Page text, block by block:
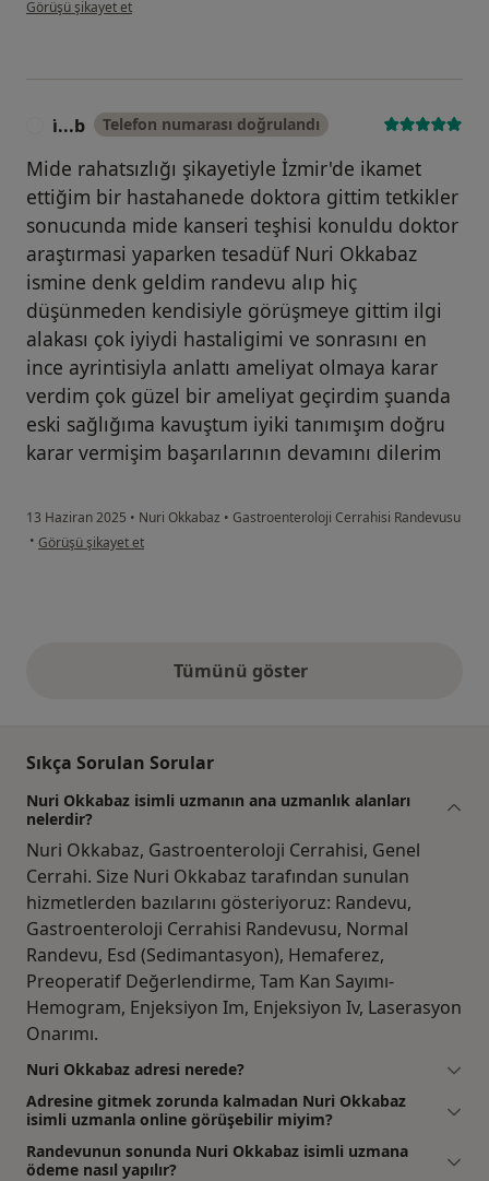
Görüşü şikayet et
i̇...b Telefon numarası doğrulandı
Mide rahatsızlığı şikayetiyle İzmir'de ikamet
ettiğim bir hastahanede doktora gittim tetkikler
sonucunda mide kanseri teşhisi konuldu doktor
araştırmasi yaparken tesadüf Nuri Okkabaz
ismine denk geldim randevu alıp hiç
düşünmeden kendisiyle görüşmeye gittim ilgi
alakası çok iyiydi hastaligimi ve sonrasını en
ince ayrintisiyla anlattı ameliyat olmaya karar
verdim çok güzel bir ameliyat geçirdim şuanda
eski sağlığıma kavuştum iyiki tanımışım doğru
karar vermişim başarılarının devamını dilerim
13 Haziran 2025 • Nuri Okkabaz • Gastroenteroloji Cerrahisi Randevusu
• kullanıcının görüşüne göre i̇...b
Görüşü şikayet et
Tümünü gösteryukarıdaki görüşler
Sıkça Sorulan Sorular
Nuri Okkabaz isimli uzmanın ana uzmanlık alanları
nelerdir?
Nuri Okkabaz, Gastroenteroloji Cerrahisi, Genel
Cerrahi. Size Nuri Okkabaz tarafından sunulan
hizmetlerden bazılarını gösteriyoruz: Randevu,
Gastroenteroloji Cerrahisi Randevusu, Normal
Randevu, Esd (Sedimantasyon), Hemaferez,
Preoperatif Değerlendirme, Tam Kan Sayımı-
Hemogram, Enjeksiyon Im, Enjeksiyon Iv, Laserasyon
Onarımı.
Nuri Okkabaz adresi nerede?
Adresine gitmek zorunda kalmadan Nuri Okkabaz
isimli uzmanla online görüşebilir miyim?
Randevunun sonunda Nuri Okkabaz isimli uzmana
ödeme nasıl yapılır?